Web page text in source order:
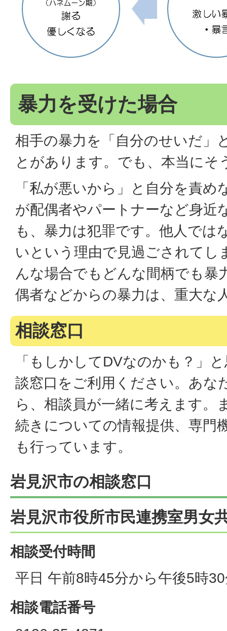
暴力を受けた場合
相手の暴力を「自分のせいだ」
とがあります。でも、本当にそ
「私が悪いから」と自分を責
が配偶者やパートナーなど身近
も、暴力は犯罪です。他人では
いという理由で見過ごされてし
んな場合でもどんな間柄でも暴
偶者などからの暴力は、重大な
相談窓口
「もしかしてDVなのかも？」
談窓口をご利用ください。あな
ら、相談員が一緒に考えます。
続きについての情報提供、専門
も行っています。
岩見沢市の相談窓口
岩見沢市役所市民連携室男女
相談受付時間
平日 午前8時45分から午後5時
相談電話番号